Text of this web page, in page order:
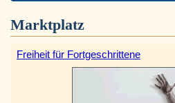
Marktplatz
Freiheit für Fortgeschrittene